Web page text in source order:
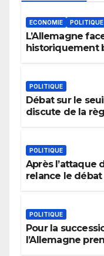
ECONOMIE POLITIQUE
L’Allemagne
historiquement
POLITIQUE
Débat sur le
discute de la
POLITIQUE
Après l’attaque
relance le débat
POLITIQUE
Pour la
l’Allemagne